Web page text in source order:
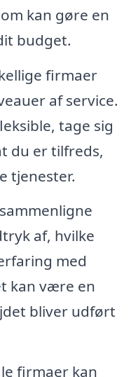
kan gøre en
budget.
firmaer
af service.
tage sig
du er tilfreds,
tjenester.
af, hvilke
med
kan være en
bliver udført
firmaer kan